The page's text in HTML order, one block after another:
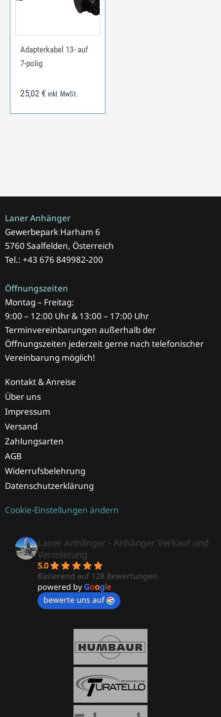
Adapterkabel 13- auf
7-polig
25,02 € inkl. MwSt.
Laner Anhänger
Gewerbepark Harham 6
5760 Saalfelden, Österreich
Tel.: +43 676 849982-200
Öffnungszeiten
Montag – Freitag:
9:00 – 12:00 Uhr & 13:00 – 17:00 Uhr
Terminvereinbarungen außerhalb der
Öffnungszeiten jederzeit gerne nach telefonischer
Vereinbarung möglich!
Kontakt & Anreise
Über uns
Impressum
Versand
Zahlungsarten
AGB
Widerrufsbelehrung
Datenschutzerklärung
Cookie-Einstellungen ändern
Laner Anhänger - Anhänger Verkauf und
Vermietung
5.0
Basierend auf 128 Bewertungen
powered by Google
bewerte uns auf